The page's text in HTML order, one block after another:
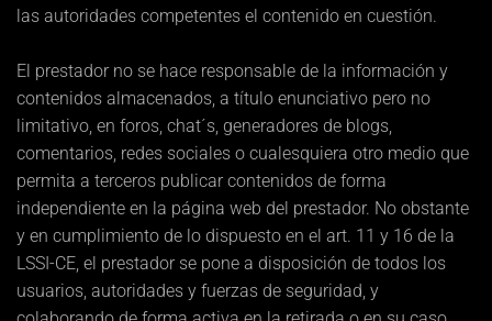
las autoridades competentes el contenido en cuestión.
El prestador no se hace responsable de la información y
contenidos almacenados, a título enunciativo pero no
limitativo, en foros, chat´s, generadores de blogs,
comentarios, redes sociales o cualesquiera otro medio que
permita a terceros publicar contenidos de forma
independiente en la página web del prestador. No obstante
y en cumplimiento de lo dispuesto en el art. 11 y 16 de la
LSSI-CE, el prestador se pone a disposición de todos los
usuarios, autoridades y fuerzas de seguridad, y